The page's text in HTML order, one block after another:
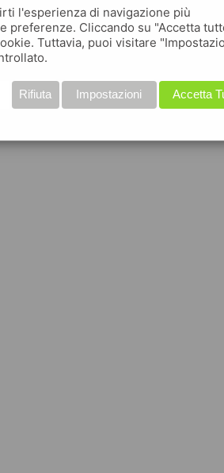
l'esperienza di navigazione più
preferenze. Cliccando su "Accetta
Tuttavia, puoi visitare
Accetta
Impostazioni
Rifiuta